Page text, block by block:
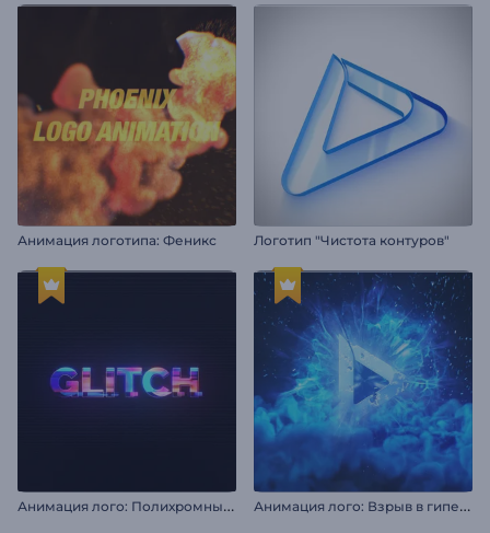
Анимация логотипа: Феникс Логотип "Чистота контуров"
А
нимация лого: Полихромный глитч А
нимация лого: Взрыв в гиперпространстве